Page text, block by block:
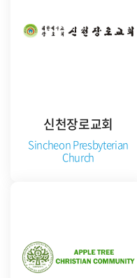
신천장로교회
Sincheon Presbyterian
Church